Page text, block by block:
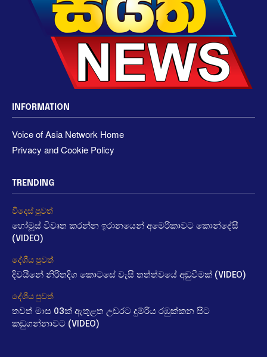
INFORMATION
Voice of Asia Network Home
Privacy and Cookie Policy
TRENDING
විදෙස් පුවත්
හෝමූස් විවෘත කරන්න ඉරානයෙන් අමෙරිකාවට කොන්දේසී
(VIDEO)
දේශීය පුවත්
දිවයිනේ නිරිතදිග කොටසේ වැසි තත්ත්වයේ අඩුවීමක් (VIDEO)
දේශීය පුවත්
තවත් මාස 03ක් ඇතුළත උඩරට දුම්රිය රඹුක්කන සිට
කඩුගන්නාවට (VIDEO)